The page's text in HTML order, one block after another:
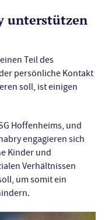
unterstützen
Teil des
persönliche Kontakt
soll, ist einigen
Hoffenheims, und
engagieren sich
Kinder und
Verhältnissen
um somit ein